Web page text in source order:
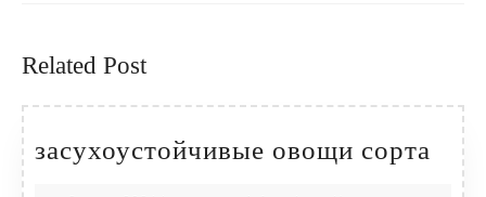
Related Post
засухоустойчивые овощи сорта